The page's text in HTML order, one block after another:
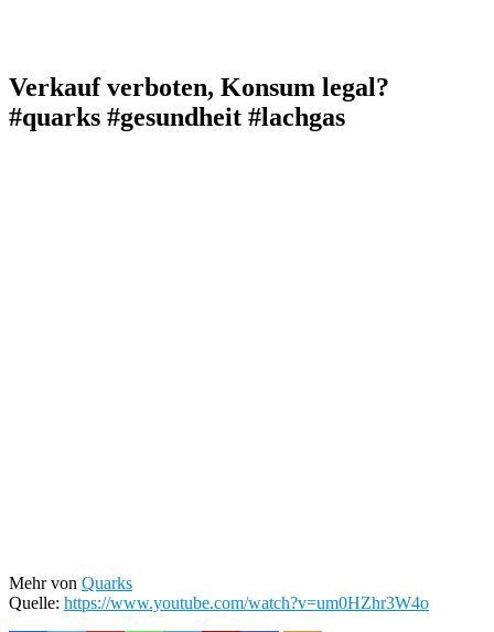
Verkauf verboten, Konsum legal?
#quarks #gesundheit #lachgas
Mehr von Quarks
Quelle: https://www.youtube.com/watch?v=um0HZhr3W4o